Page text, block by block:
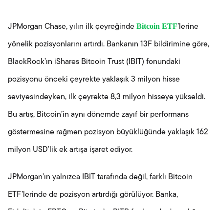
JPMorgan Chase, yılın ilk çeyreğinde Bitcoin ETF’lerine
yönelik pozisyonlarını artırdı. Bankanın 13F bildirimine göre,
BlackRock’ın iShares Bitcoin Trust (IBIT) fonundaki
pozisyonu önceki çeyrekte yaklaşık 3 milyon hisse
seviyesindeyken, ilk çeyrekte 8,3 milyon hisseye yükseldi.
Bu artış, Bitcoin’in aynı dönemde zayıf bir performans
göstermesine rağmen pozisyon büyüklüğünde yaklaşık 162
milyon USD’lik ek artışa işaret ediyor.
JPMorgan’ın yalnızca IBIT tarafında değil, farklı Bitcoin
ETF’lerinde de pozisyon artırdığı görülüyor. Banka,